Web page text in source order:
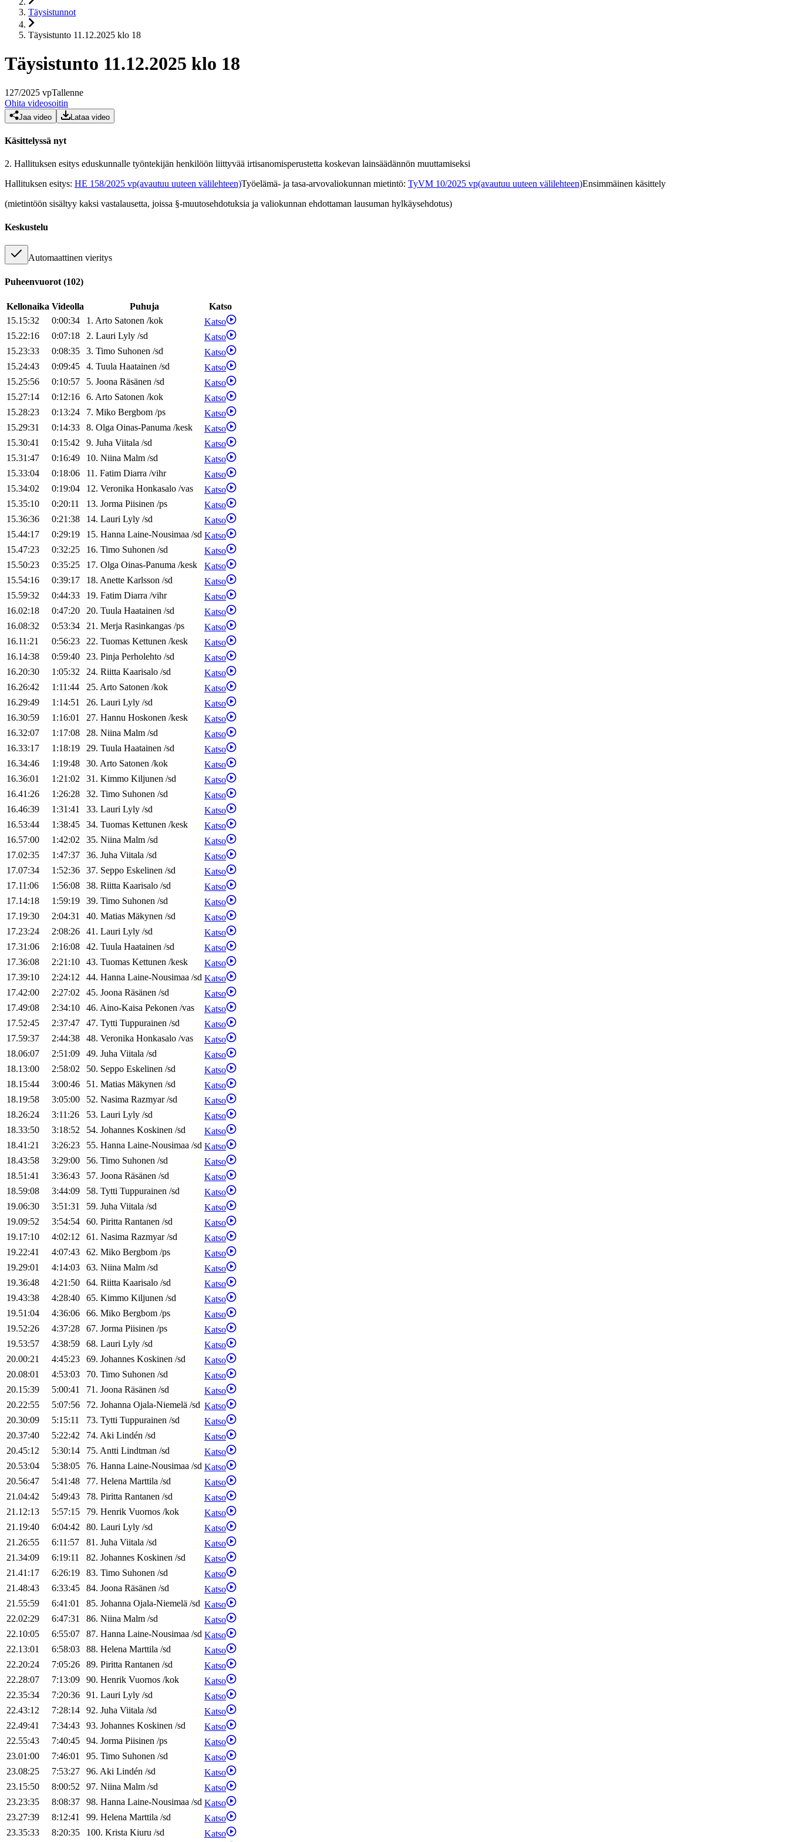
Täysistunnot
Täysistunto 11.12.2025 klo 18
Täysistunto 11.12.2025 klo 18
127/2025 vpTallenne
Ohita videosoitin
Jaa video Lataa video
Käsittelyssä nyt
2. Hallituksen esitys eduskunnalle työntekijän henkilöön liittyvää irtisanomisperustetta koskevan lainsäädännön muuttamiseksi
Hallituksen esitys: HE 158/2025 vp(avautuu uuteen välilehteen)Työelämä- ja tasa-arvovaliokunnan mietintö: TyVM 10/2025 vp(avautuu uuteen välilehteen)Ensimmäinen käsittely
(mietintöön sisältyy kaksi vastalausetta, joissa §-muutosehdotuksia ja valiokunnan ehdottaman lausuman hylkäysehdotus)
Keskustelu
Automaattinen vieritys
Puheenvuorot (102)
Kellonaika Videolla Puhuja
Katso
15.15:32
0:00:34 1. Arto Satonen /kok
Katso
15.22:16
0:07:18 2. Lauri Lyly /sd
Katso
15.23:33
0:08:35 3. Timo Suhonen /sd
Katso
15.24:43
0:09:45 4. Tuula Haatainen /sd
Katso
15.25:56
0:10:57 5. Joona Räsänen /sd
Katso
15.27:14
0:12:16 6. Arto Satonen /kok
Katso
15.28:23
0:13:24 7. Miko Bergbom /ps
Katso
15.29:31
0:14:33 8. Olga Oinas-Panuma /kesk
Katso
15.30:41
0:15:42 9. Juha Viitala /sd
Katso
15.31:47
0:16:49 10. Niina Malm /sd
Katso
15.33:04
0:18:06 11. Fatim Diarra /vihr
Katso
15.34:02
0:19:04 12. Veronika Honkasalo /vas
Katso
15.35:10
0:20:11 13. Jorma Piisinen /ps
Katso
15.36:36
0:21:38 14. Lauri Lyly /sd
Katso
15.44:17
0:29:19 15. Hanna Laine-Nousimaa /sd Katso
15.47:23
0:32:25 16. Timo Suhonen /sd
Katso
15.50:23
0:35:25 17. Olga Oinas-Panuma /kesk
Katso
15.54:16
0:39:17 18. Anette Karlsson /sd
Katso
15.59:32
0:44:33 19. Fatim Diarra /vihr
Katso
16.02:18
0:47:20 20. Tuula Haatainen /sd
Katso
16.08:32
0:53:34 21. Merja Rasinkangas /ps
Katso
16.11:21
0:56:23 22. Tuomas Kettunen /kesk
Katso
16.14:38
0:59:40 23. Pinja Perholehto /sd
Katso
16.20:30
1:05:32 24. Riitta Kaarisalo /sd
Katso
16.26:42
1:11:44 25. Arto Satonen /kok
Katso
16.29:49
1:14:51 26. Lauri Lyly /sd
Katso
16.30:59
1:16:01 27. Hannu Hoskonen /kesk
Katso
16.32:07
1:17:08 28. Niina Malm /sd
Katso
16.33:17
1:18:19 29. Tuula Haatainen /sd
Katso
16.34:46
1:19:48 30. Arto Satonen /kok
Katso
16.36:01
1:21:02 31. Kimmo Kiljunen /sd
Katso
16.41:26
1:26:28 32. Timo Suhonen /sd
Katso
16.46:39
1:31:41 33. Lauri Lyly /sd
Katso
16.53:44
1:38:45 34. Tuomas Kettunen /kesk
Katso
16.57:00
1:42:02 35. Niina Malm /sd
Katso
17.02:35
1:47:37 36. Juha Viitala /sd
Katso
17.07:34
1:52:36 37. Seppo Eskelinen /sd
Katso
17.11:06
1:56:08 38. Riitta Kaarisalo /sd
Katso
17.14:18
1:59:19 39. Timo Suhonen /sd
Katso
17.19:30
2:04:31 40. Matias Mäkynen /sd
Katso
17.23:24
2:08:26 41. Lauri Lyly /sd
Katso
17.31:06
2:16:08 42. Tuula Haatainen /sd
Katso
17.36:08
2:21:10 43. Tuomas Kettunen /kesk
Katso
17.39:10
2:24:12 44. Hanna Laine-Nousimaa /sd Katso
17.42:00
2:27:02 45. Joona Räsänen /sd
Katso
17.49:08
2:34:10 46. Aino-Kaisa Pekonen /vas
Katso
17.52:45
2:37:47 47. Tytti Tuppurainen /sd
Katso
17.59:37
2:44:38 48. Veronika Honkasalo /vas
Katso
18.06:07
2:51:09 49. Juha Viitala /sd
Katso
18.13:00
2:58:02 50. Seppo Eskelinen /sd
Katso
18.15:44
3:00:46 51. Matias Mäkynen /sd
Katso
18.19:58
3:05:00 52. Nasima Razmyar/sd
Katso
18.26:24
3:11:26 53. Lauri Lyly /sd
Katso
18.33:50
3:18:52 54. Johannes Koskinen /sd
Katso
18.41:21
3:26:23 55. Hanna Laine-Nousimaa /sd Katso
18.43:58
3:29:00 56. Timo Suhonen /sd
Katso
18.51:41
3:36:43 57. Joona Räsänen /sd
Katso
18.59:08
3:44:09 58. Tytti Tuppurainen /sd
Katso
19.06:30
3:51:31 59. Juha Viitala /sd
Katso
19.09:52
3:54:54 60. Piritta Rantanen /sd
Katso
19.17:10
4:02:12 61. Nasima Razmyar/sd
Katso
19.22:41
4:07:43 62. Miko Bergbom /ps
Katso
19.29:01
4:14:03 63. Niina Malm /sd
Katso
19.36:48
4:21:50 64. Riitta Kaarisalo /sd
Katso
19.43:38
4:28:40 65. Kimmo Kiljunen /sd
Katso
19.51:04
4:36:06 66. Miko Bergbom /ps
Katso
19.52:26
4:37:28 67. Jorma Piisinen /ps
Katso
19.53:57
4:38:59 68. Lauri Lyly /sd
Katso
20.00:21
4:45:23 69. Johannes Koskinen /sd
Katso
20.08:01
4:53:03 70. Timo Suhonen /sd
Katso
20.15:39
5:00:41 71. Joona Räsänen /sd
Katso
20.22:55
5:07:56 72. Johanna Ojala-Niemelä /sd Katso
20.30:09
5:15:11 73. Tytti Tuppurainen /sd
Katso
20.37:40
5:22:42 74. Aki Lindén /sd
Katso
20.45:12
5:30:14 75. Antti Lindtman /sd
Katso
20.53:04
5:38:05 76. Hanna Laine-Nousimaa /sd Katso
20.56:47
5:41:48 77. Helena Marttila /sd
Katso
21.04:42
5:49:43 78. Piritta Rantanen /sd
Katso
21.12:13
5:57:15 79. Henrik Vuornos /kok
Katso
21.19:40
6:04:42 80. Lauri Lyly /sd
Katso
21.26:55
6:11:57 81. Juha Viitala /sd
Katso
21.34:09
6:19:11 82. Johannes Koskinen /sd
Katso
21.41:17
6:26:19 83. Timo Suhonen /sd
Katso
21.48:43
6:33:45 84. Joona Räsänen /sd
Katso
21.55:59
6:41:01 85. Johanna Ojala-Niemelä /sd Katso
22.02:29
6:47:31 86. Niina Malm /sd
Katso
22.10:05
6:55:07 87. Hanna Laine-Nousimaa /sd Katso
22.13:01
6:58:03 88. Helena Marttila /sd
Katso
22.20:24
7:05:26 89. Piritta Rantanen /sd
Katso
22.28:07
7:13:09 90. Henrik Vuornos /kok
Katso
22.35:34
7:20:36 91. Lauri Lyly /sd
Katso
22.43:12
7:28:14 92. Juha Viitala /sd
Katso
22.49:41
7:34:43 93. Johannes Koskinen /sd
Katso
22.55:43
7:40:45 94. Jorma Piisinen /ps
Katso
23.01:00
7:46:01 95. Timo Suhonen /sd
Katso
23.08:25
7:53:27 96. Aki Lindén /sd
Katso
23.15:50
8:00:52 97. Niina Malm /sd
Katso
23.23:35
8:08:37 98. Hanna Laine-Nousimaa /sd Katso
23.27:39
8:12:41 99. Helena Marttila /sd
Katso
23.35:33
8:20:35 100. Krista Kiuru /sd Katso